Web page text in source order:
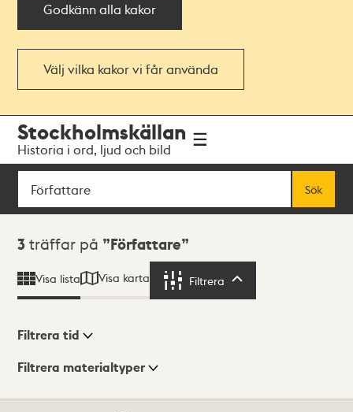
Godkänn alla kakor
Välj vilka kakor vi får använda
navigationen
huvudinnehållet
Stockholmskällan
Historia i ord, ljud och bild
Sök
Sök
Sökresultat
3 träffar på Författare
Visa lista Visa karta Filtrera
Visningsläge
Filtrera tid
Filtrera materialtyper